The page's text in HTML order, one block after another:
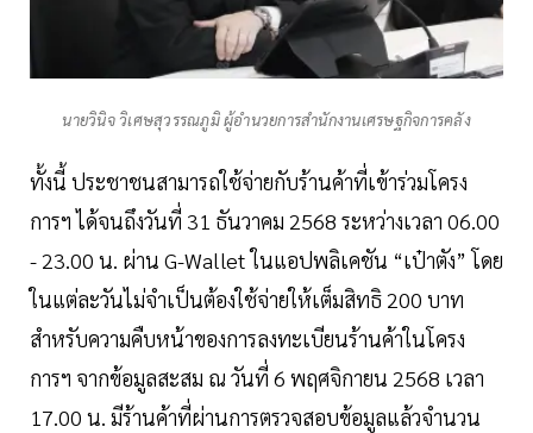
นายวินิจ วิเศษสุวรรณภูมิ ผู้อำนวยการสำนักงานเศรษฐกิจการคลัง
ทั้งนี้ ประชาชนสามารถใช้จ่ายกับร้านค้าที่เข้าร่วมโครง
การฯ ได้จนถึงวันที่ 31 ธันวาคม 2568 ระหว่างเวลา 06.00
- 23.00 น. ผ่าน G-Wallet ในแอปพลิเคชัน “เป๋าตัง” โดย
ในแต่ละวันไม่จำเป็นต้องใช้จ่ายให้เต็มสิทธิ 200 บาท
สำหรับความคืบหน้าของการลงทะเบียนร้านค้าในโครง
การฯ จากข้อมูลสะสม ณ วันที่ 6 พฤศจิกายน 2568 เวลา
17.00 น. มีร้านค้าที่ผ่านการตรวจสอบข้อมูลแล้วจำนวน